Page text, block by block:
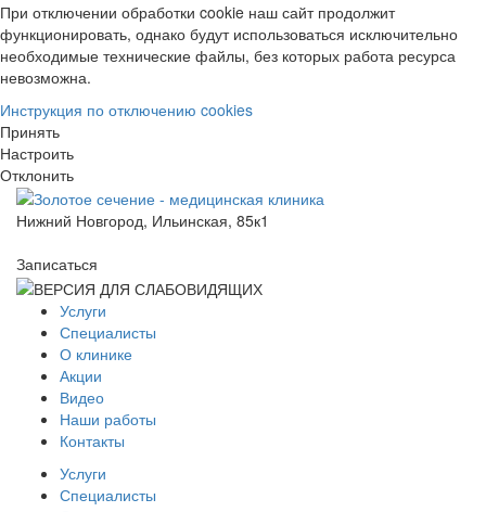
При отключении обработки cookie наш сайт продолжит
функционировать, однако будут использоваться исключительно
необходимые технические файлы, без которых работа ресурса
невозможна.
Инструкция по отключению cookies
Принять
Настроить
Отклонить
Нижний Новгород, Ильинская, 85к1
Записаться
Услуги
Специалисты
О клинике
Акции
Видео
Наши работы
Контакты
Услуги
Специалисты